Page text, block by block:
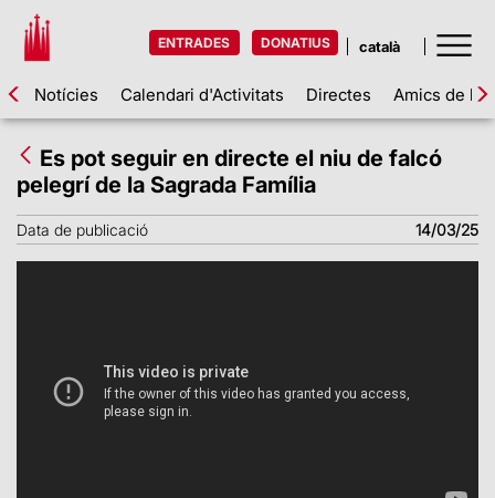
ENTRADES DONATIUS
Notícies Calendari d'Activitats Directes Amics de la
Es pot seguir en directe el niu de falcó
pelegrí de la Sagrada Família
Data de publicació 14/03/25